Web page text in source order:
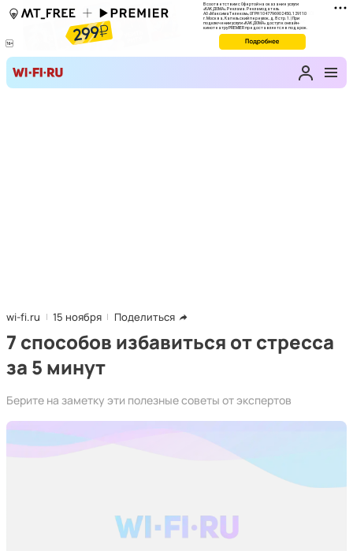
wi-fi.ru 15 ноября Поделиться
7 способов избавиться от стресса
за 5 минут
Берите на заметку эти полезные советы от экспертов